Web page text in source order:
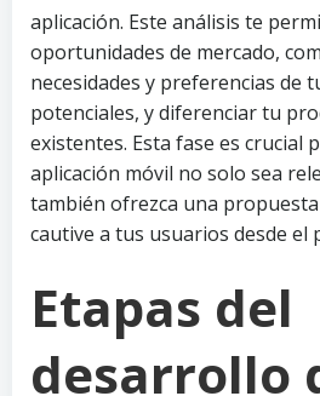
aplicación. Este análisis te
oportunidades de mercado,
necesidades y preferencias de
potenciales, y diferenciar tu
existentes. Esta fase es crucial
aplicación móvil no solo sea
también ofrezca una
cautive a tus usuarios desde el
Etapas del
desarrollo